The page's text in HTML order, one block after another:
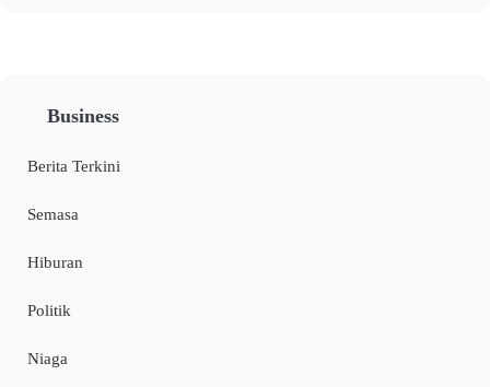
Business
Berita Terkini
Semasa
Hiburan
Politik
Niaga